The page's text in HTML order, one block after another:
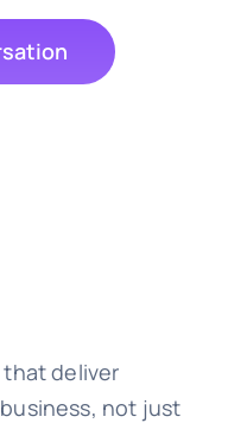
deliver
not just